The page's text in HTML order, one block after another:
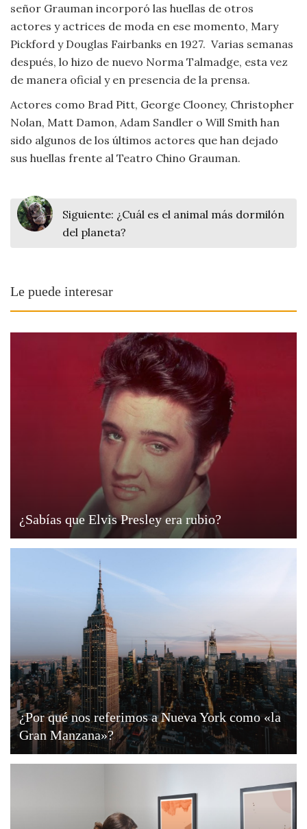
Salud
Sociología
Tecnología
Viajar
señor Grauman incorporó las huellas de otros
actores y actrices de moda en ese momento, Mary
Pickford y Douglas Fairbanks en 1927. Varias semanas
después, lo hizo de nuevo Norma Talmadge, esta vez
de manera oficial y en presencia de la prensa.
Actores como Brad Pitt, George Clooney, Christopher
Nolan, Matt Damon, Adam Sandler o Will Smith han
sido algunos de los últimos actores que han dejado
sus huellas frente al Teatro Chino Grauman.
Siguiente: ¿Cuál es el animal más dormilón
del planeta?
Le puede interesar
¿Sabías que Elvis Presley era rubio?
¿Por qué nos referimos a Nueva York como «la
Gran Manzana»?